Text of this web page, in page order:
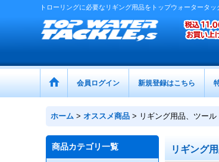
トローリングに必要なリギング用品をトップウォータータ
会員ログイン 新規登録はこちら
ホーム > オススメ商品 > リギング用品、ツール
商品カテゴリ一覧 リギング